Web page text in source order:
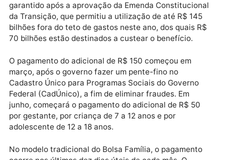
principalmente famílias constituídas de uma única
pessoa, 1,42 milhão de beneficiários foram excluídos
do Bolsa Família e 113,84 mil famílias foram incluídas
em abril, das quais 17 mil com crianças de até 6
Desde o início do ano, o programa social voltou a se
chamar Bolsa Família. O valor mínimo de R$ 600 foi
garantido após a aprovação da Emenda
da Transição, que permitiu a utilização de até R$ 145
bilhões fora do teto de gastos neste ano, dos quais
70 bilhões estão destinados a custear o benefício.
O pagamento do adicional de R$ 150 começou em